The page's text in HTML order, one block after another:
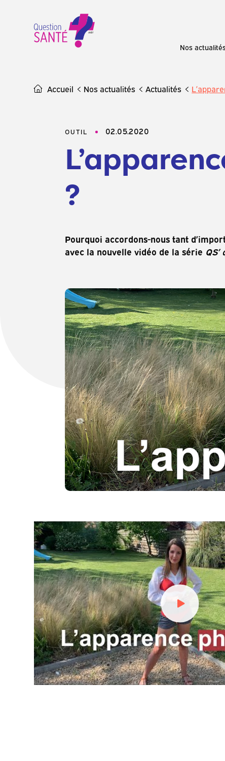
Nos
Accueil Nos actualités Actualités
OUTIL 02.05.2020
?
Pourquoi accordons-nous tant
avec la nouvelle vidéo de la série QS’